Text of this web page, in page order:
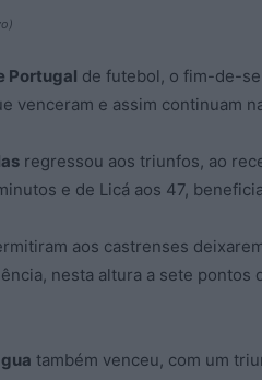
Portugal de futebol, o fim-de-
venceram e assim continuam
regressou aos triunfos, ao
e de Licá aos 47,
aos castrenses
nesta altura a sete pontos
também venceu, com um